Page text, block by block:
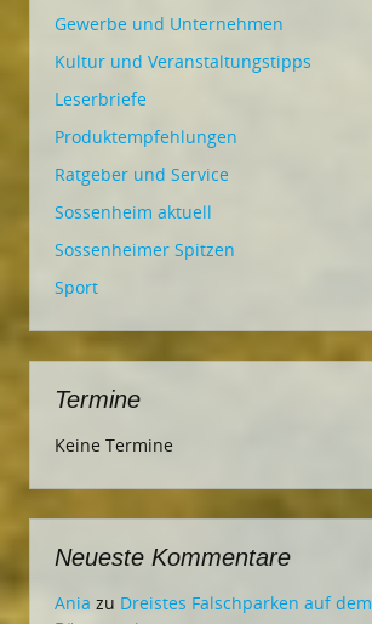
Gewerbe und Unternehmen
Kultur und Veranstaltungstipps
Leserbriefe
Produktempfehlungen
Ratgeber und Service
Sossenheim aktuell
Sossenheimer Spitzen
Sport
Termine
Keine Termine
Neueste Kommentare
Ania zu Dreistes Falschparken auf dem